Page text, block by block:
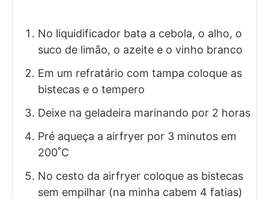
No liquidificador bata a cebola, o alho, o
suco de limão, o azeite e o vinho branco
Em um refratário com tampa coloque as
bistecas e o tempero
Deixe na geladeira marinando por 2 horas
Pré aqueça a airfryer por 3 minutos em
200˚C
No cesto da airfryer coloque as bistecas
sem empilhar (na minha cabem 4 fatias)